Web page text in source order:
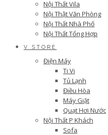
Nội Thất Vila
Nội Thật Văn Phòng
Nội Thất Nhà Phố
Nội Thất Tổng Hợp
V STORE
Điện Máy
Ti Vi
Tủ Lạnh
Điều Hòa
Máy Giặt
Quạt Hơi Nước
Nội Thất P Khách
Sofa